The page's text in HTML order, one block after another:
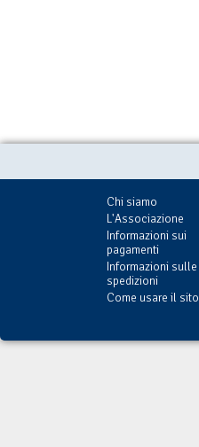
Chi siamo
L'Associazione
Informazioni sui
pagamenti
Informazioni sulle
spedizioni
Come usare il sito